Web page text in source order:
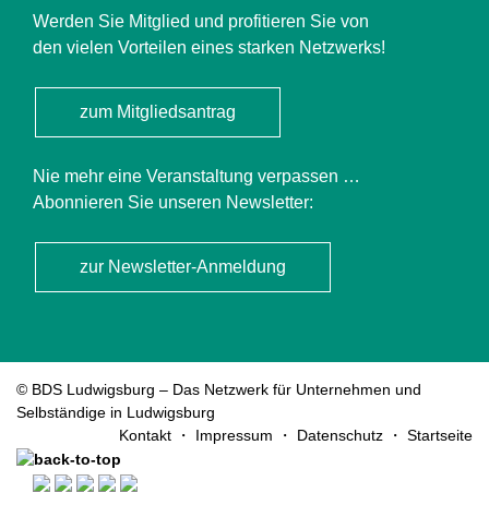
Werden Sie Mitglied und profitieren Sie von
den vielen Vorteilen eines starken Netzwerks!
zum Mitgliedsantrag
Nie mehr eine Veranstaltung verpassen …
Abonnieren Sie unseren Newsletter:
zur Newsletter-Anmeldung
© BDS Ludwigsburg – Das Netzwerk für Unternehmen und
Selbständige in Ludwigsburg
überspringen
Kontakt Impressum Datenschutz Startseite